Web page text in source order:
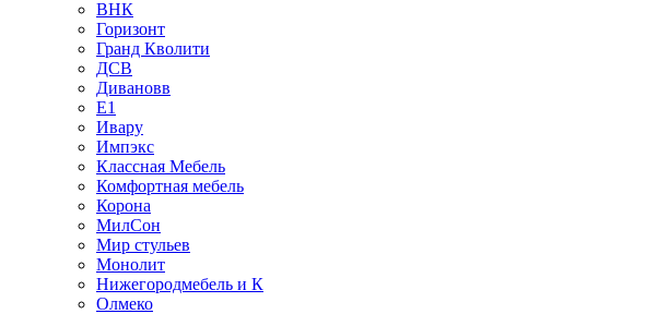
ВНК
Горизонт
Гранд Кволити
ДСВ
Дивановв
Е1
Ивару
Импэкс
Классная Мебель
Комфортная мебель
Корона
МилСон
Мир стульев
Монолит
Нижегородмебель и К
Олмеко